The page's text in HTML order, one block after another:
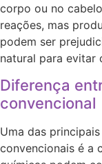
corpo ou no
reações, mas
podem ser
natural para evitar
Diferença
convencional
Uma das
convencionais é a